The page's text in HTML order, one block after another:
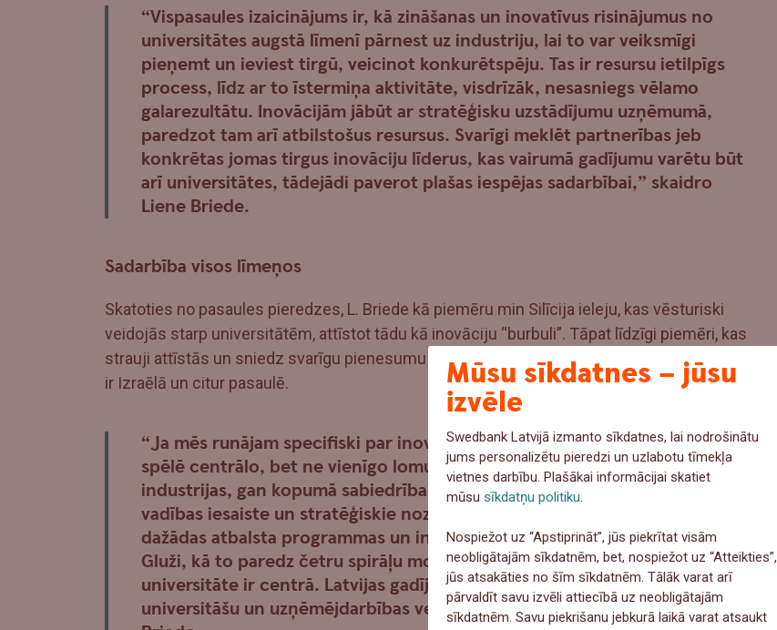
“Vispasaules izaicinājums ir, kā zināšanas un inovatīvus risinājumus no
universitātes augstā līmenī pārnest uz industriju, lai to var veiksmīgi
pieņemt un ieviest tirgū, veicinot konkurētspēju. Tas ir resursu ietilpīgs
process, līdz ar to īstermiņa aktivitāte, visdrīzāk, nesasniegs vēlamo
galarezultātu. Inovācijām jābūt ar stratēģisku uzstādījumu uzņēmumā,
paredzot tam arī atbilstošus resursus. Svarīgi meklēt partnerības jeb
konkrētas jomas tirgus inovāciju līderus, kas vairumā gadījumu varētu būt
arī universitātes, tādejādi paverot plašas iespējas sadarbībai,” skaidro
Liene Briede.
Sadarbība visos līmeņos
Skatoties no pasaules pieredzes, L. Briede kā piemēru min Silīcija ieleju, kas vēsturiski
veidojās starp universitātēm, attīstot tādu kā inovāciju “burbuli”. Tāpat līdzīgi piemēri, kas
strauji attīstās un sniedz svarīgu pienesumu zinātnes attīstībā valsts un pasaules mērogā,
ir Izraēlā un citur pasaulē.
“Ja mēs runājam specifiski par inovācijām, tad universitāte, manuprāt,
spēlē centrālo, bet ne vienīgo lomu inovāciju attīstībā. Ļoti svarīga ir gan
industrijas, gan kopumā sabiedrības aktivitāte. Protams, būtiska ir arī valsts
vadības iesaiste un stratēģiskie nozares attīstības mērķi, kas nodrošina
dažādas atbalsta programmas un instrumentus šīs sadarbības veicināšanā.
Gluži, kā to paredz četru spirāļu modelis (Felix modelis) – visi sadarbojas un
universitāte ir centrā. Latvijas gadījums nav nekas atšķirīgs,” par vietējo
universitāšu un uzņēmējdarbības veiksmīgu potenciālo sadarbību spriež L.
Mūsu sīkdatnes – jūsu
izvēle
Swedbank Latvijā izmanto sīkdatnes, lai nodrošinātu
jums personalizētu pieredzi un uzlabotu tīmekļa
vietnes darbību. Plašākai informācijai skatiet
mūsusīkdatņu politiku.
Nospiežot uz “Apstiprināt”, jūs piekrītat visām
neobligātajām sīkdatnēm, bet, nospiežot uz “Atteikties”,
jūs atsakāties no šīm sīkdatnēm. Tālāk varat arī
pārvaldīt savu izvēli attiecībā uz neobligātajām
sīkdatnēm. Savu piekrišanu jebkurā laikā varat atsaukt